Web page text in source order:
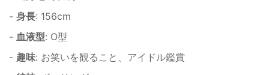
- 身長: 156cm
- 血液型: O型
- 趣味: お笑いを観ること、アイドル鑑賞